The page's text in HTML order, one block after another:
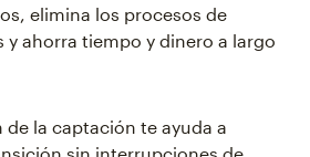
elimina los procesos de
y ahorra tiempo y dinero a largo
la captación te ayuda a